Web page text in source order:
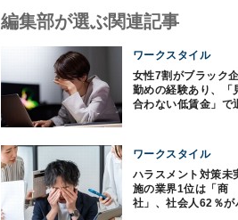
編集部が選ぶ関連記事
ワークスタイル
女性7割がブラック
勤めの経験あり、「
合わない低賃金」で
ワークスタイル
ハラスメント対策未
施の業界1位は「商
社」、社会人62％が